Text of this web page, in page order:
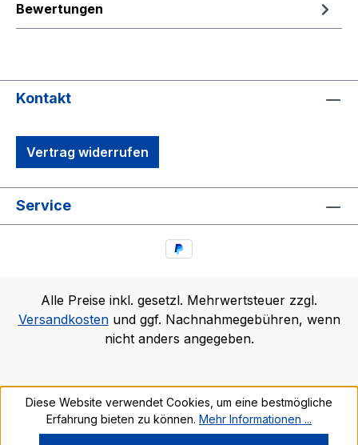
Bewertungen
Kontakt
Vertrag widerrufen
Service
Alle Preise inkl. gesetzl. Mehrwertsteuer zzgl.
Versandkostenund ggf. Nachnahmegebühren, wenn
nicht anders angegeben.
Diese Website verwendet Cookies, um eine bestmögliche
Erfahrung bieten zu können. Mehr Informationen ...